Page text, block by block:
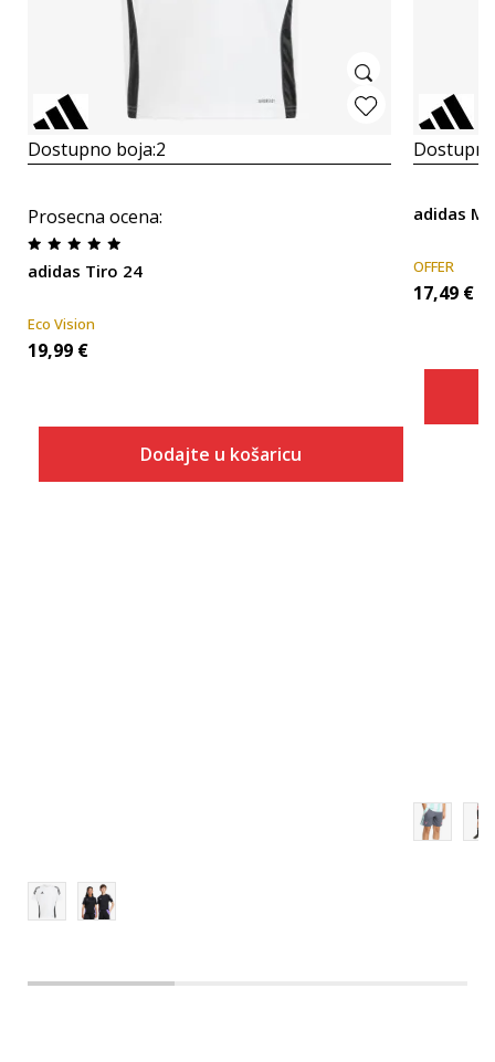
Dostupno boja:2
Prosecna ocena:
adidas Tiro 24
Eco Vision
19,99 €
Dodajte u košaricu
adidas
OFFER
17,49 €